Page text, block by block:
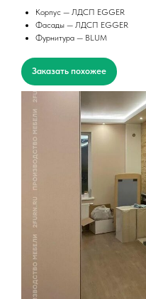
Корпус — ЛДСП EGGER
Фасады — ЛДСП EGGER
Фурнитура — BLUM
Заказать похожее